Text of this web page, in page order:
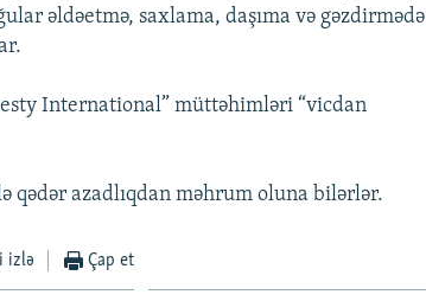
əldəetmə, saxlama, daşıma və gəzdirmədə
International” müttəhimləri “vicdan
azadlıqdan məhrum oluna bilərlər.
izlə Çap et